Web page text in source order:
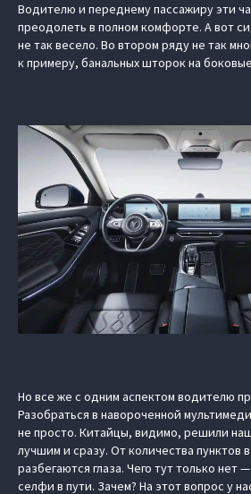
Водителю и переднему пассажиру эти
преодолеть в полном комфорте. А вот
не так весело. Во втором ряду не так
к примеру, банальных шторок на
Но все же с одним аспектом водителю
Разобраться в навороченной
не просто. Китайцы, видимо, решили
лучшим и сразу. От количества пунктов
разбегаются глаза. Чего тут только нет
селфи в пути. Зачем? На этот вопрос у